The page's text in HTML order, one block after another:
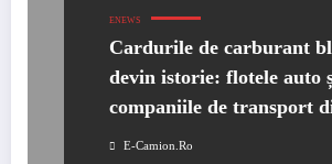
ENEWS
Cardurile de carburant
devin istorie: flotele auto
companiile de transport
România pot acum
E-Camion.ro